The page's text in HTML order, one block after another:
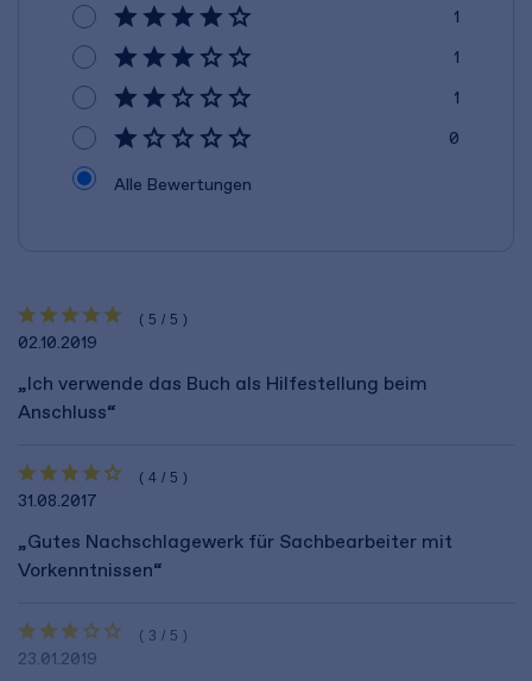
1
1
1
0
Alle Bewertungen
(5/5)
02.10.2019
„Ich verwende das Buch als Hilfestellung beim
Anschluss“
(4/5)
31.08.2017
„Gutes Nachschlagewerk für Sachbearbeiter mit
Vorkenntnissen“
(3/5)
23.01.2019